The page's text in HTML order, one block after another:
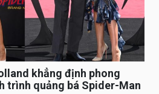
khẳng định phong
trình quảng bá Spider-Man